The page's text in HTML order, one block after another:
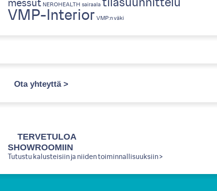
messut NEROHEALTH sairaala tilasuunnittelu
VMP-Interior VMP:n väki
Ota yhteyttä >
TERVETULOA
SHOWROOMIIN
Tutustu kalusteisiin ja niiden toiminnallisuuksiin >